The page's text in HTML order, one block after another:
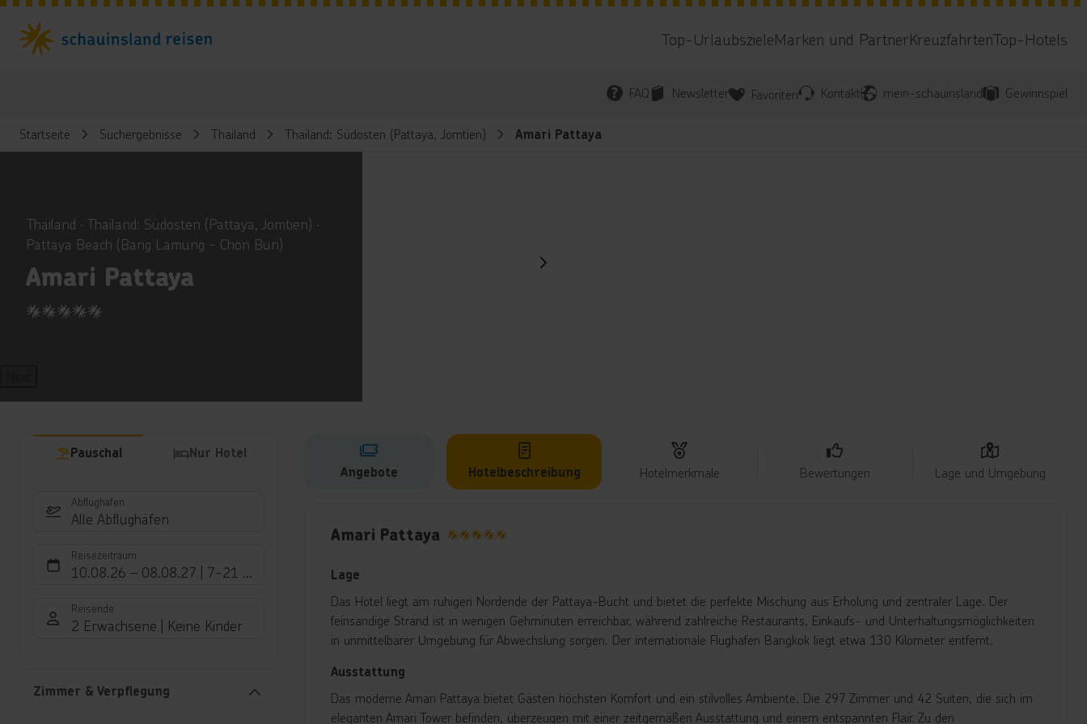
Top-UrlaubszieleMarken und PartnerKreuzfahrtenTop-Hotels
FAQ Newsletter Favoriten Kontakt mein-schauinsland Gewinnspiel
Startseite Suchergebnisse Thailand Thailand: Südosten (Pattaya, Jomtien) Amari Pattaya
Thailand ∙ Thailand: Südosten (Pattaya, Jomtien) ∙
Pattaya Beach (Bang Lamung - Chon Buri)
Amari Pattaya
5
Pauschal Nur Hotel
Abflughafen
Alle Abflughäfen
Reisezeitraum
10.08.26 – 08.08.27 7-21 Nächte
Reisende
2 Erwachsene Keine Kinder
Zimmer & Verpflegung
Angebote Hotelbeschreibung Hotelmerkmale Bewertungen Lage und Umgebung
Amari Pattaya
Lage
Das Hotel liegt am ruhigen Nordende der Pattaya-Bucht und bietet die perfekte Mischung aus Erholung und zentraler Lage. Der
feinsandige Strand ist in wenigen Gehminuten erreichbar, während zahlreiche Restaurants, Einkaufs- und Unterhaltungsmöglichkeiten
in unmittelbarer Umgebung für Abwechslung sorgen. Der internationale Flughafen Bangkok liegt etwa 130 Kilometer entfernt.
Ausstattung
Das moderne Amari Pattaya bietet Gästen höchsten Komfort und ein stilvolles Ambiente. Die 297 Zimmer und 42 Suiten, die sich im
eleganten Amari Tower befinden, überzeugen mit einer zeitgemäßen Ausstattung und einem entspannten Flair. Zu den